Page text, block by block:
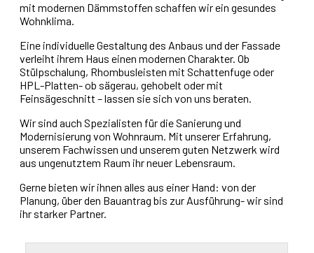
mit modernen Dämmstoffen schaffen wir ein gesundes
Wohnklima.
Eine individuelle Gestaltung des Anbaus und der Fassade
verleiht ihrem Haus einen modernen Charakter. Ob
Stülpschalung, Rhombusleisten mit Schattenfuge oder
HPL-Platten- ob sägerau, gehobelt oder mit
Feinsägeschnitt – lassen sie sich von uns beraten.
Wir sind auch Spezialisten für die Sanierung und
Modernisierung von Wohnraum. Mit unserer Erfahrung,
unserem Fachwissen und unserem guten Netzwerk wird
aus ungenutztem Raum ihr neuer Lebensraum.
Gerne bieten wir ihnen alles aus einer Hand: von der
Planung, über den Bauantrag bis zur Ausführung- wir sind
ihr starker Partner.